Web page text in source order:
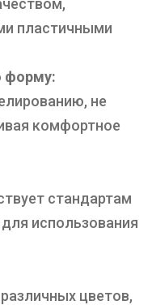
пластичными
форму:
не
комфортное
стандартам
использования
цветов,